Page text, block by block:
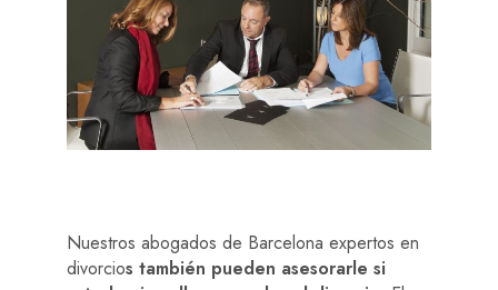
Nuestros abogados de Barcelona expertos en
divorcios también pueden asesorarle si